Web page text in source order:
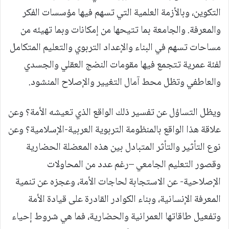
التكوين، وبالأزمة العلمية التي تسهم فيها مؤسسات الفكر
والمعرفة. والجامعة بما تتيحها من إمكانات وبما تهيئه من
مساحات تسهم في البناء والإعداد التربوي والتعليم المتكامل
لفئة عمرية تتجمع فيها مقومات النضج العقلي والجسدي
والعاطفي وتظل محط آمال التغيير والإصلاح المنشود.
ويظل التساؤل عن تفسير ذلك الواقع الذي تعيشه الأمة؟ وعن
علاقة هذا الواقع بالمنظومة التربوية العربية-الإسلامية؟ وعن
نوع التأثير والتأثر المتبادل بين هذه المعضلة الحضارية
وقصور التعليم الجامعي –رغم عدد من المحاولات
الإصلاحية- عن الاستجابة لحاجات الأمة، وعجزه عن تنمية
المعرفة الإنسانية، وبناء الكوادر القادرة على قيادة الأمة
وتفعيل طاقاتها العمرانية والحضارية، فما هي شروط إحياء